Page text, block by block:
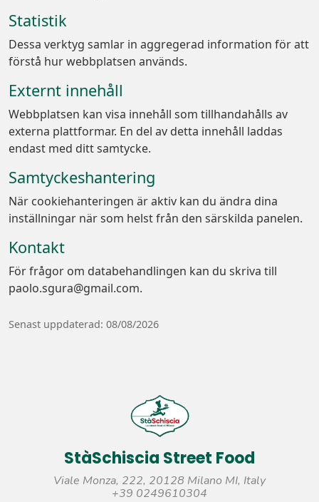
Statistik
Dessa verktyg samlar in aggregerad information för att
förstå hur webbplatsen används.
Externt innehåll
Webbplatsen kan visa innehåll som tillhandahålls av
externa plattformar. En del av detta innehåll laddas
endast med ditt samtycke.
Samtyckeshantering
När cookiehanteringen är aktiv kan du ändra dina
inställningar när som helst från den särskilda panelen.
Kontakt
För frågor om databehandlingen kan du skriva till
paolo.sgura@gmail.com.
Senast uppdaterad: 08/08/2026
StàSchiscia Street Food
Viale Monza, 222, 20128 Milano MI, Italy
+39 0249610304